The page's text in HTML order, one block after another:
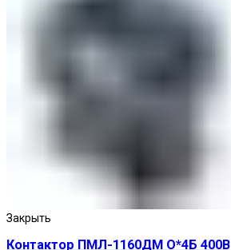
Закрыть
Контактор ПМЛ-1160ДМ О*4Б 400В